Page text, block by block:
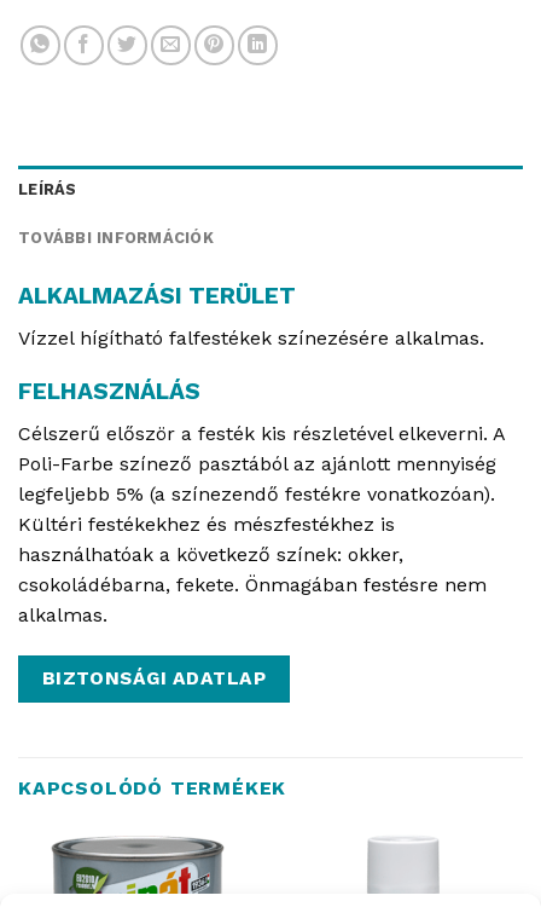
LEÍRÁS
TOVÁBBI INFORMÁCIÓK
ALKALMAZÁSI TERÜLET
Vízzel hígítható falfestékek színezésére alkalmas.
FELHASZNÁLÁS
Célszerű először a festék kis részletével elkeverni. A
Poli-Farbe színező pasztából az ajánlott mennyiség
legfeljebb 5% (a színezendő festékre vonatkozóan).
Kültéri festékekhez és mészfestékhez is
használhatóak a következő színek: okker,
csokoládébarna, fekete. Önmagában festésre nem
alkalmas.
BIZTONSÁGI ADATLAP
KAPCSOLÓDÓ TERMÉKEK